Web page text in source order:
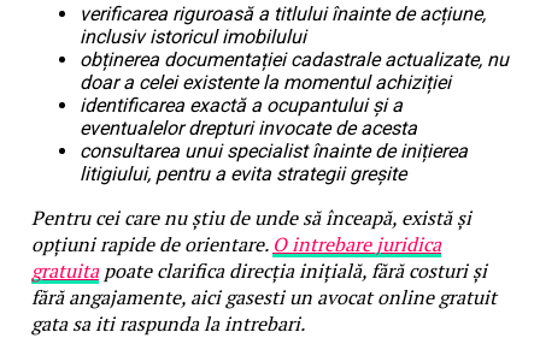
verificarea riguroasă a titlului înainte de acțiune,
inclusiv istoricul imobilului
obținerea documentației cadastrale actualizate, nu
doar a celei existente la momentul achiziției
identificarea exactă a ocupantului și a
eventualelor drepturi invocate de acesta
consultarea unui specialist înainte de inițierea
litigiului, pentru a evita strategii greșite
Pentru cei care nu știu de unde să înceapă, există și
opțiuni rapide de orientare. O intrebare juridica
gratuitapoate clarifica direcția inițială, fără costuri și
fără angajamente, aici gasesti un avocat online gratuit
gata sa iti raspunda la intrebari.